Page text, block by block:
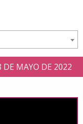
DE MAYO DE 2022